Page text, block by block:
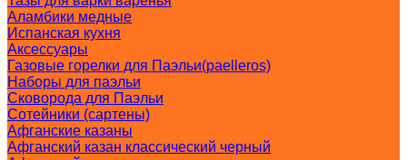
Аламбики медные
Испанская кухня
Аксессуары
Газовые горелки для Паэльи(paelleros)
Наборы для паэльи
Сковорода для Паэльи
Сотейники (сартены)
Афганские казаны
Афганский казан классический черный